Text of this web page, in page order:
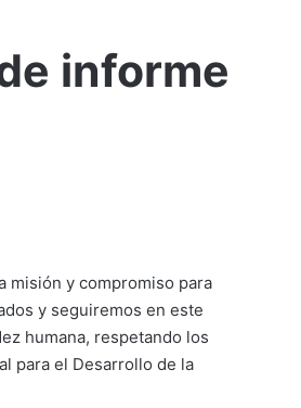
informe
misión y compromiso para
y seguiremos en este
humana, respetando los
para el Desarrollo de la